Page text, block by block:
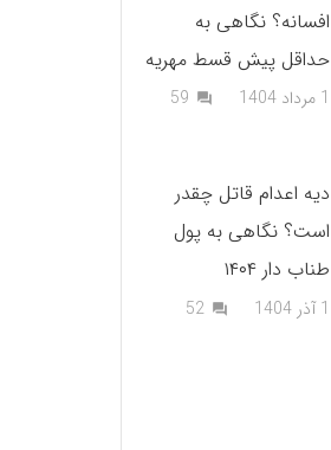
افسانه؟ نگاهی به
حداقل پیش قسط مهریه
1 مرداد 1404 question_answer
59دیدگاه
دیه اعدام قاتل چقدر
است؟ نگاهی به پول
طناب دار ۱۴۰۴
1 آذر 1404 question_answer
52دیدگاه